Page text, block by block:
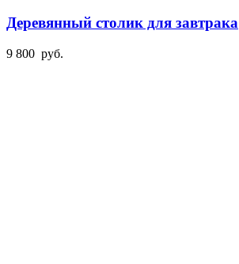
Деревянный столик для завтрака
9 800 руб.